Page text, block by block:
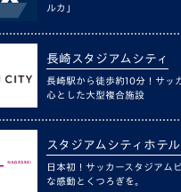
ルカ」
長崎スタジアムシティ
長崎駅から徒歩約10分！サッ
心とした大型複合施設
スタジアムシティホテ
日本初！サッカースタジアム
な感動とくつろぎを。